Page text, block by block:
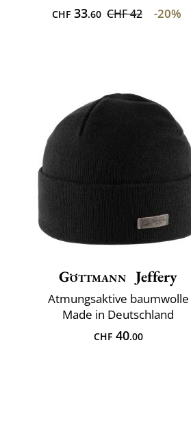
CHF 33.60 CHF 42 -20%
Göttmann Jeffery
Atmungsaktive baumwolle
Made in Deutschland
CHF40.00